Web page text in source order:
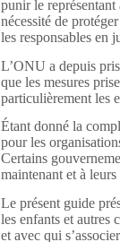
punir le
nécessité de
les responsables en
L’ONU a depuis
que les mesures
particulièrement les
Étant donné la
pour les
Certains
maintenant et à
Le présent guide
les enfants et autres
et avec qui